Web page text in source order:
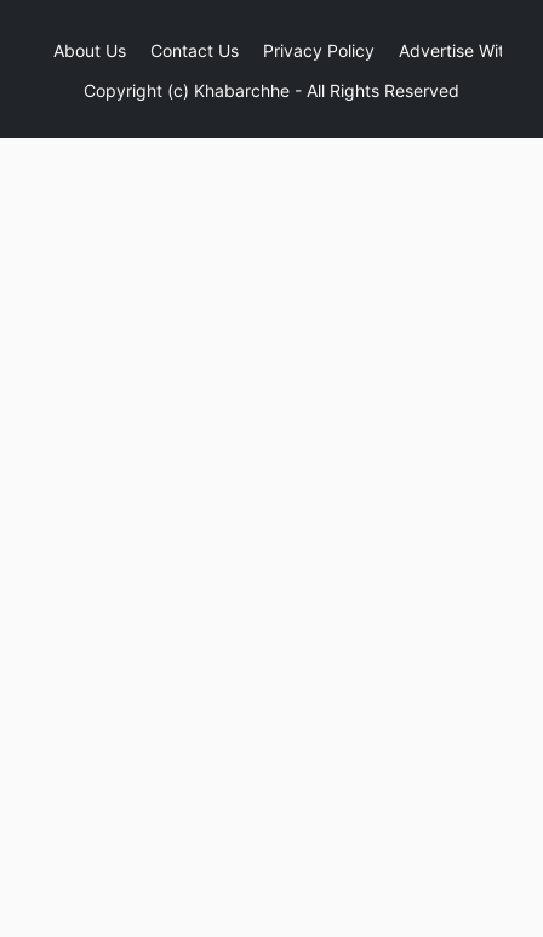
About Us Contact Us Privacy Policy
Advertise With Us
Copyright (c) Khabarchhe - All Rights Reserved